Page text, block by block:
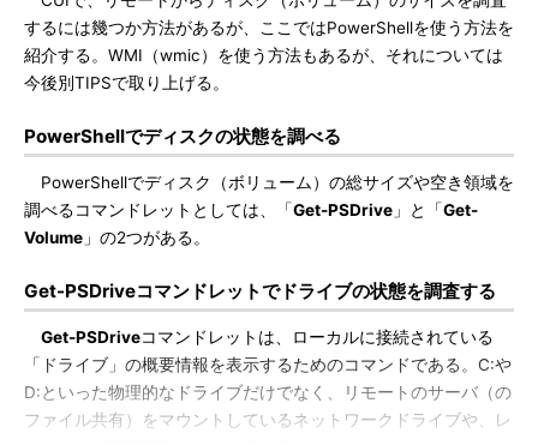
するには幾つか方法があるが、ここではPowerShellを使う方法を
紹介する。WMI（wmic）を使う方法もあるが、それについては
今後別TIPSで取り上げる。
PowerShellでディスクの状態を調べる
PowerShellでディスク（ボリューム）の総サイズや空き領域を
調べるコマンドレットとしては、「Get-PSDrive 」と「Get-
Volume 」の2つがある。
Get-PSDriveコマンドレットでドライブの状態を調査する
Get-PSDriveコマンドレットは、ローカルに接続されている
「ドライブ」の概要情報を表示するためのコマンドである。C:や
D:といった物理的なドライブだけでなく、リモートのサーバ（の
ファイル共有）をマウントしているネットワークドライブや、レ